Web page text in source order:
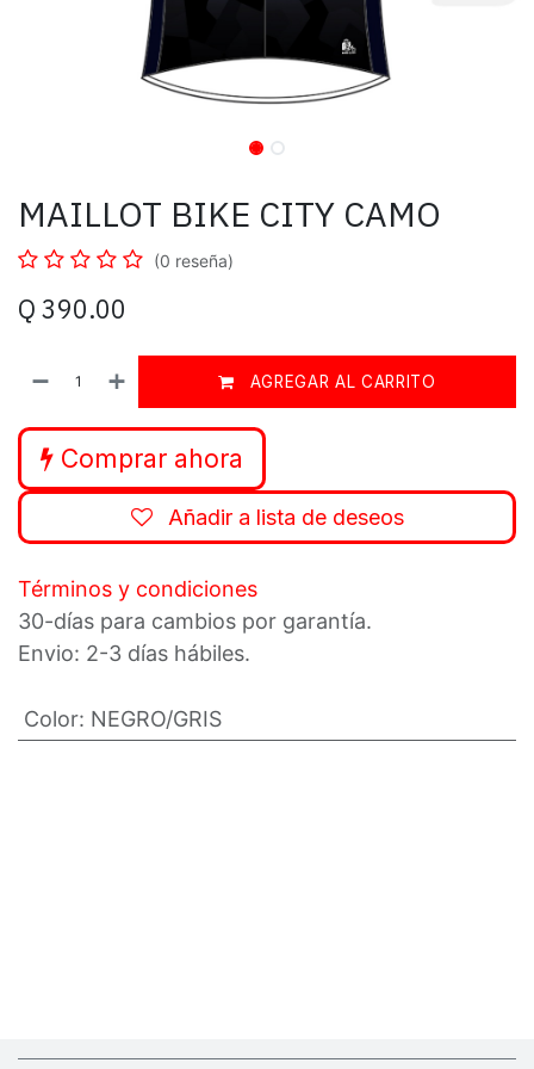
MAILLOT BIKE CITY CAMO
(0 reseña)
Q 390.00
AGREGAR AL CARRITO
Comprar ahora
Añadir a lista de deseos
Términos y condiciones
30-días para cambios por garantía.
Envio: 2-3 días hábiles.
Color: NEGRO/GRIS